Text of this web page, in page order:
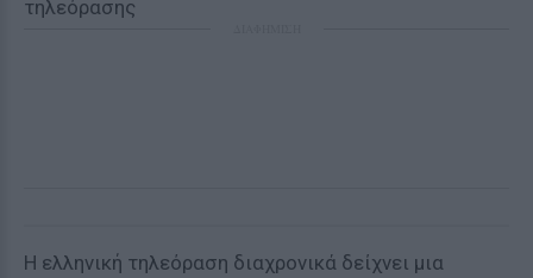
Η ελληνική τηλεόραση διαχρονικά δείχνει μια